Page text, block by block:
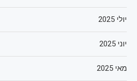
יולי 2025
יוני 2025
מאי 2025